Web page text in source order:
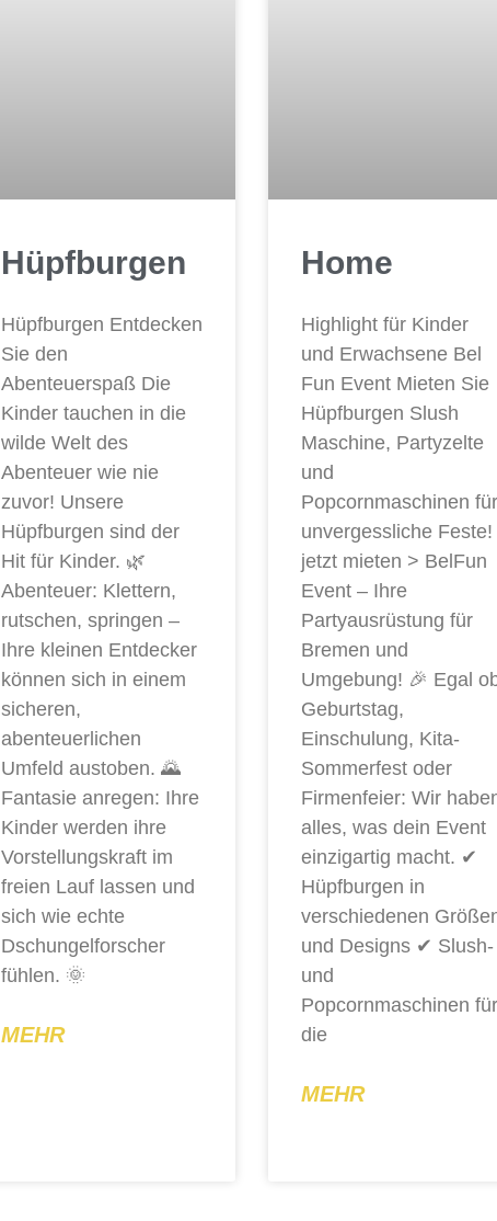
Hüpfburgen
Hüpfburgen Entdecken
Sie den
Abenteuerspaß Die
Kinder tauchen in die
wilde Welt des
Abenteuer wie nie
zuvor! Unsere
Hüpfburgen sind der
Hit für Kinder. 🌿
Abenteuer: Klettern,
rutschen, springen –
Ihre kleinen Entdecker
können sich in einem
sicheren,
abenteuerlichen
Umfeld austoben. 🌄
Fantasie anregen: Ihre
Kinder werden ihre
Vorstellungskraft im
freien Lauf lassen und
sich wie echte
Dschungelforscher
fühlen. 🌞
MEHR
Home
Highlight für Kinder
und Erwachsene Bel
Fun Event Mieten Sie
Hüpfburgen Slush
Maschine, Partyzelte
und
Popcornmaschinen für
unvergessliche Feste!
jetzt mieten > BelFun
Event – Ihre
Partyausrüstung für
Bremen und
Umgebung! 🎉 Egal
Geburtstag,
Einschulung, Kita-
Sommerfest oder
Firmenfeier: Wir
alles, was dein Event
einzigartig macht. ✔
Hüpfburgen in
verschiedenen
und Designs ✔ Slush-
und
Popcornmaschinen für
die
MEHR